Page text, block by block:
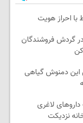
در گردش فروشندگان
این دمنوش گیاهی
لاغری
نزدیکت